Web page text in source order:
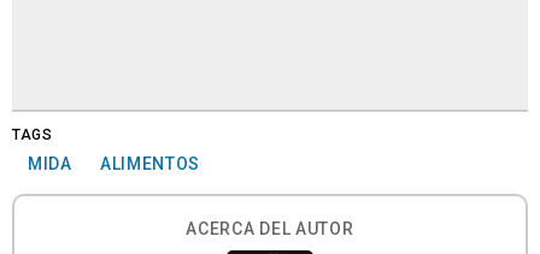
TAGS
MIDA ALIMENTOS
ACERCA DEL AUTOR